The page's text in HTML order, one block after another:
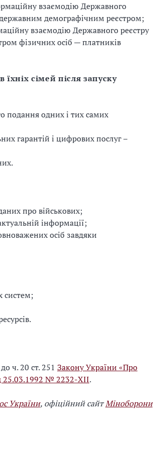
взаємодію Державного
демографічним реєстром;
взаємодію Державного реєстру
фізичних осіб — платників
їхніх сімей після запуску
подання одних і тих самих
гарантій і цифрових послуг –
про військових;
інформації;
осіб завдяки
систем;
ч. 20 ст. 251 Закону України «Про
25.03.1992 № 2232-XII.
України, офіційний сайтМіноборони